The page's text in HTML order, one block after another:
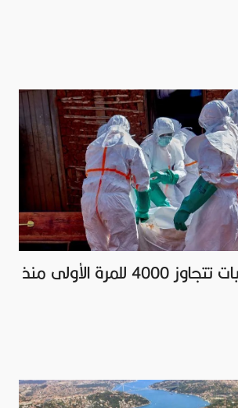
إيبولا.. الإصابات تتجاوز 4000 للمرة الأولى منذ